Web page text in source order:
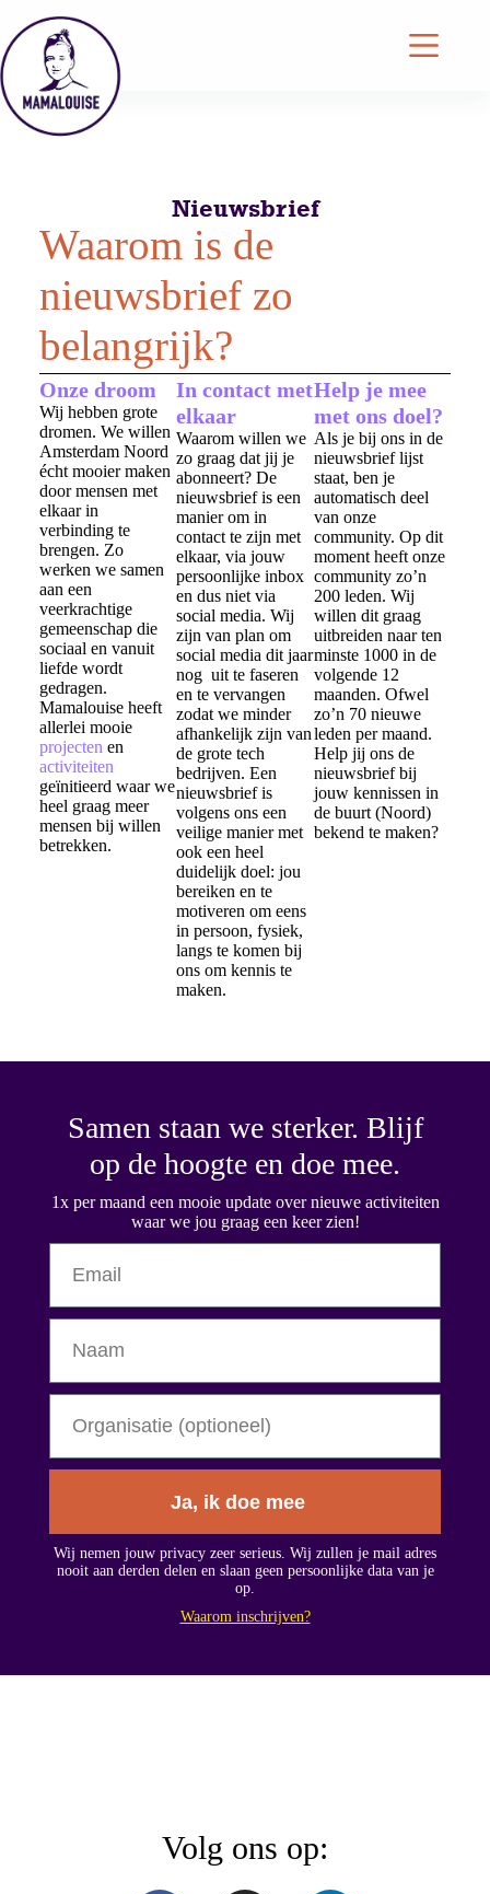
Nieuwsbrief
Waarom is de
nieuwsbrief zo
belangrijk?
Onze droom
Wij hebben grote
dromen. We willen
Amsterdam Noord
écht mooier maken
door mensen met
elkaar in
verbinding te
brengen. Zo
werken we samen
aan een
veerkrachtige
gemeenschap die
sociaal en vanuit
liefde wordt
gedragen.
Mamalouise heeft
allerlei mooie
projecten en
activiteiten
geïnitieerd waar we
heel graag meer
mensen bij willen
betrekken.
In contact met
elkaar
Waarom willen we
zo graag dat jij je
abonneert? De
nieuwsbrief is een
manier om in
contact te zijn met
elkaar, via jouw
persoonlijke inbox
en dus niet via
social media. Wij
zijn van plan om
social media dit jaar
nog uit te faseren
en te vervangen
zodat we minder
afhankelijk zijn van
de grote tech
bedrijven. Een
nieuwsbrief is
volgens ons een
veilige manier met
ook een heel
duidelijk doel: jou
bereiken en te
motiveren om eens
in persoon, fysiek,
langs te komen bij
ons om kennis te
maken.
Help je mee
met ons doel?
Als je bij ons in de
nieuwsbrief lijst
staat, ben je
automatisch deel
van onze
community. Op dit
moment heeft onze
community zo’n
200 leden. Wij
willen dit graag
uitbreiden naar ten
minste 1000 in de
volgende 12
maanden. Ofwel
zo’n 70 nieuwe
leden per maand.
Help jij ons de
nieuwsbrief bij
jouw kennissen in
de buurt (Noord)
bekend te maken?
Samen staan we sterker. Blijf
op de hoogte en doe mee.
1x per maand een mooie update over nieuwe activiteiten
waar we jou graag een keer zien!
Ja, ik doe mee
Wij nemen jouw privacy zeer serieus. Wij zullen je mail adres
nooit aan derden delen en slaan geen persoonlijke data van je
op.
Waarom inschrijven?
Volg ons op: